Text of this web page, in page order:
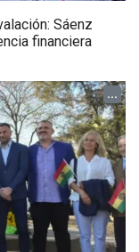
Sáenz
financiera
...